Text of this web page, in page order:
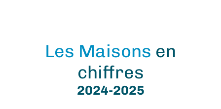
Les Maisons en
chiffres
2024-2025